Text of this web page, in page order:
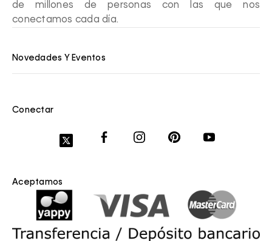
de millones de personas con las que nos
conectamos cada día.
Novedades Y Eventos
Conectar
Aceptamos